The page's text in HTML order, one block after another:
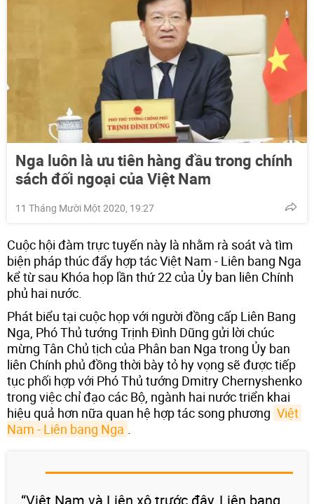
Nga luôn là ưu tiên hàng đầu trong chính
sách đối ngoại của Việt Nam
11 Tháng Mười Một 2020, 19:27
Cuộc hội đàm trực tuyến này là nhằm rà soát và tìm
biện pháp thúc đẩy hợp tác Việt Nam - Liên bang Nga
kể từ sau Khóa họp lần thứ 22 của Ủy ban liên Chính
phủ hai nước.
Phát biểu tại cuộc họp với người đồng cấp Liên Bang
Nga, Phó Thủ tướng Trịnh Đình Dũng gửi lời chúc
mừng Tân Chủ tịch của Phân ban Nga trong Ủy ban
liên Chính phủ đồng thời bày tỏ hy vọng sẽ được tiếp
tục phối hợp với Phó Thủ tướng Dmitry Chernyshenko
trong việc chỉ đạo các Bộ, ngành hai nước triển khai
hiệu quả hơn nữa quan hệ hợp tác song phương Việt
Nam - Liên bang Nga .
“Việt Nam và Liên xô trước đây, Liên bang